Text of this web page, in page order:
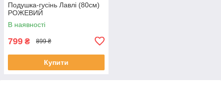
Подушка-гусінь Лавлі (80см)
РОЖЕВИЙ
В наявності
799 ₴ 899 ₴
Купити